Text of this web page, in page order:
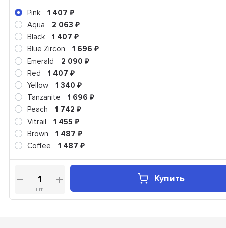
Pink 1 407₽
Aqua 2 063₽
Black 1 407₽
Blue Zircon 1 696₽
Emerald 2 090₽
Red 1 407₽
Yellow 1 340₽
Tanzanite 1 696₽
Peach 1 742₽
Vitrail 1 455₽
Brown 1 487₽
Coffee 1 487₽
шт.
Купить